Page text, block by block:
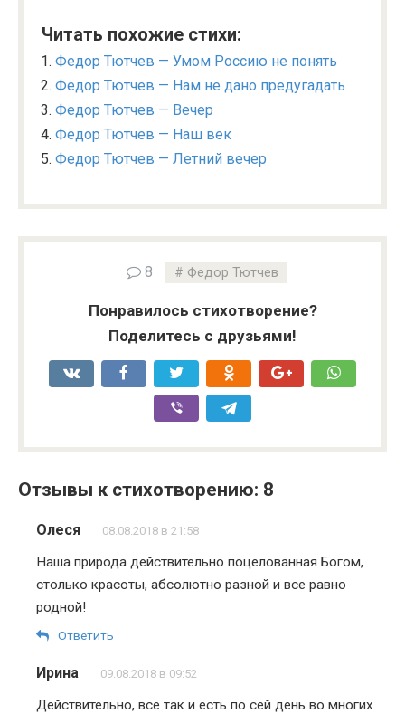
Читать похожие стихи:
Федор Тютчев — Умом Россию не понять
Федор Тютчев — Нам не дано предугадать
Федор Тютчев — Вечер
Федор Тютчев — Наш век
Федор Тютчев — Летний вечер
8 Федор Тютчев
Понравилось стихотворение?
Поделитесь с друзьями!
Отзывы к стихотворению: 8
Олеся 08.08.2018 в 21:58
Наша природа действительно поцелованная Богом,
столько красоты, абсолютно разной и все равно
родной!
Ответить
Ирина 09.08.2018 в 09:52
Действительно, всё так и есть по сей день во многих